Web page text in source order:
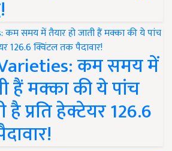
कम समय में
हैं मक्का की ये पांच
प्रति हेक्टेयर 126.6